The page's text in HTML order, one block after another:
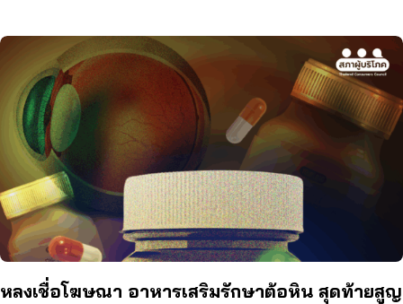
หลงเชื่อโฆษณา อาหารเสริมรักษาต้อหิน สุดท้ายสูญ